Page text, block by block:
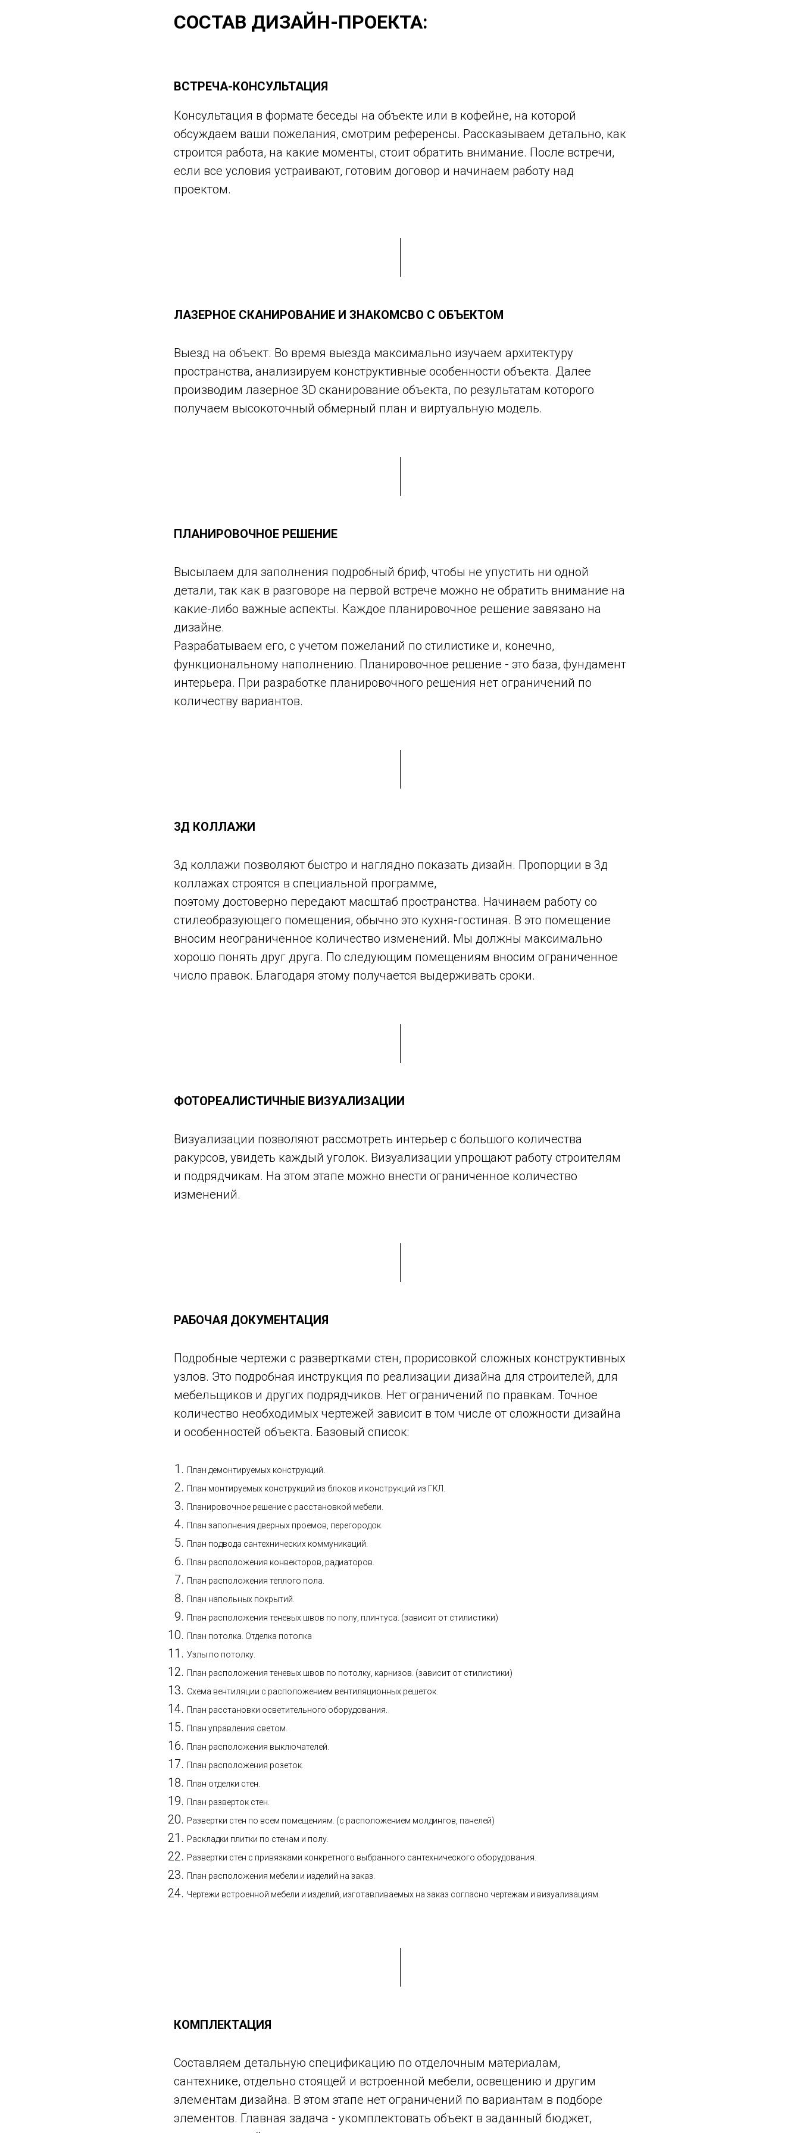
СОСТАВ ДИЗАЙН-ПРОЕКТА:
ВСТРЕЧА-КОНСУЛЬТАЦИЯ
Консультация в формате беседы на объекте или в кофейне, на которой
обсуждаем ваши пожелания, смотрим референсы. Рассказываем детально, как
строится работа, на какие моменты, стоит обратить внимание. После встречи,
если все условия устраивают, готовим договор и начинаем работу над
проектом.
ЛАЗЕРНОЕ СКАНИРОВАНИЕ И ЗНАКОМСВО С ОБЪЕКТОМ
Выезд на объект. Во время выезда максимально изучаем архитектуру
пространства, анализируем конструктивные особенности объекта. Далее
производим лазерное 3D сканирование объекта, по результатам которого
получаем высокоточный обмерный план и виртуальную модель.
ПЛАНИРОВОЧНОЕ РЕШЕНИЕ
Высылаем для заполнения подробный бриф, чтобы не упустить ни одной
детали, так как в разговоре на первой встрече можно не обратить внимание на
какие-либо важные аспекты. Каждое планировочное решение завязано на
дизайне.
Разрабатываем его, с учетом пожеланий по стилистике и, конечно,
функциональному наполнению. Планировочное решение - это база, фундамент
интерьера. При разработке планировочного решения нет ограничений по
количеству вариантов.
3Д КОЛЛАЖИ
3д коллажи позволяют быстро и наглядно показать дизайн. Пропорции в 3д
коллажах строятся в специальной программе,
поэтому достоверно передают масштаб пространства. Начинаем работу со
стилеобразующего помещения, обычно это кухня-гостиная. В это помещение
вносим неограниченное количество изменений. Мы должны максимально
хорошо понять друг друга. По следующим помещениям вносим ограниченное
число правок. Благодаря этому получается выдерживать сроки.
ФОТОРЕАЛИСТИЧНЫЕ ВИЗУАЛИЗАЦИИ
Визуализации позволяют рассмотреть интерьер с большого количества
ракурсов, увидеть каждый уголок. Визуализации упрощают работу строителям
и подрядчикам. На этом этапе можно внести ограниченное количество
изменений.
РАБОЧАЯ ДОКУМЕНТАЦИЯ
Подробные чертежи с развертками стен, прорисовкой сложных конструктивных
узлов. Это подробная инструкция по реализации дизайна для строителей, для
мебельщиков и других подрядчиков. Нет ограничений по правкам. Точное
количество необходимых чертежей зависит в том числе от сложности дизайна
и особенностей объекта. Базовый список:
План демонтируемых конструкций.
План монтируемых конструкций из блоков и конструкций из ГКЛ.
Планировочное решение с расстановкой мебели.
План заполнения дверных проемов, перегородок.
План подвода сантехнических коммуникаций.
План расположения конвекторов, радиаторов.
План расположения теплого пола.
План напольных покрытий.
План расположения теневых швов по полу, плинтуса. (зависит от стилистики)
План потолка. Отделка потолка
Узлы по потолку.
План расположения теневых швов по потолку, карнизов. (зависит от стилистики)
Схема вентиляции с расположением вентиляционных решеток.
План расстановки осветительного оборудования.
План управления светом.
План расположения выключателей.
План расположения розеток.
План отделки стен.
План разверток стен.
Развертки стен по всем помещениям. (с расположением молдингов, панелей)
Раскладки плитки по стенам и полу.
Развертки стен с привязками конкретного выбранного сантехнического оборудования.
План расположения мебели и изделий на заказ.
Чертежи встроенной мебели и изделий, изготавливаемых на заказ согласно чертежам и визуализациям.
КОМПЛЕКТАЦИЯ
Составляем детальную спецификацию по отделочным материалам,
сантехнике, отдельно стоящей и встроенной мебели, освещению и другим
элементам дизайна. В этом этапе нет ограничений по вариантам в подборе
элементов. Главная задача - укомплектовать объект в заданный бюджет,